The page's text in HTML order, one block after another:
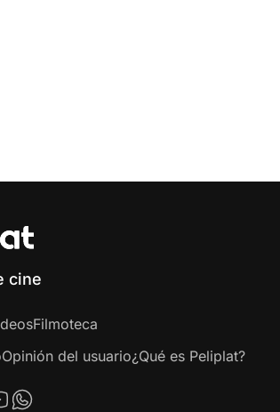
cine
Filmoteca
Opinión del usuario¿Qué es Peliplat?